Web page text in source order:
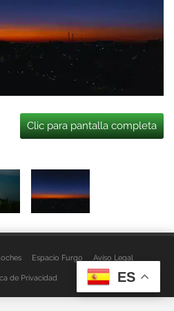
Clic para pantalla completa
Espacio Furgo Aviso Legal
de Privacidad ES